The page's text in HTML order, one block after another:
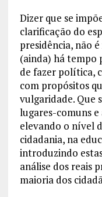
Dizer que se
clarificação do
presidência, não
(ainda) há tempo
de fazer política,
com propósitos
vulgaridade. Que
lugares-comuns
elevando o nível
cidadania, na
introduzindo
análise dos reais
maioria dos